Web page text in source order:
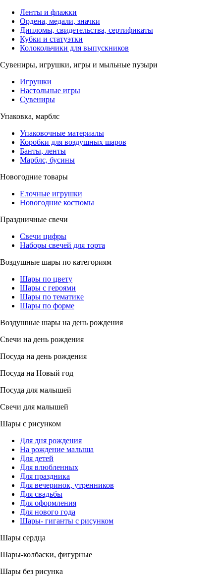
Ленты и флажки
Ордена, медали, значки
Дипломы, свидетельства, сертификаты
Кубки и статуэтки
Колокольчики для выпускников
Сувениры, игрушки, игры и мыльные пузыри
Игрушки
Настольные игры
Сувениры
Упаковка, марблс
Упаковочные материалы
Коробки для воздушных шаров
Банты, ленты
Марблс, бусины
Новогодние товары
Елочные игрушки
Новогодние костюмы
Праздничные свечи
Свечи цифры
Наборы свечей для торта
Воздушные шары по категориям
Шары по цвету
Шары с героями
Шары по тематике
Шары по форме
Воздушные шары на день рождения
Свечи на день рождения
Посуда на день рождения
Посуда на Новый год
Посуда для малышей
Свечи для малышей
Шары с рисунком
Для дня рождения
На рождение малыша
Для детей
Для влюбленных
Для праздника
Для вечеринок, утренников
Для свадьбы
Для оформления
Для нового года
Шары- гиганты с рисунком
Шары сердца
Шары-колбаски, фигурные
Шары без рисунка